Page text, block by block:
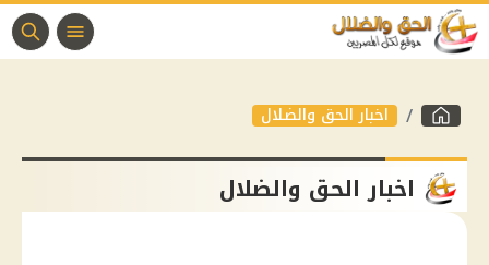
اخبار الحق والضلال
اخبار الحق والضلال